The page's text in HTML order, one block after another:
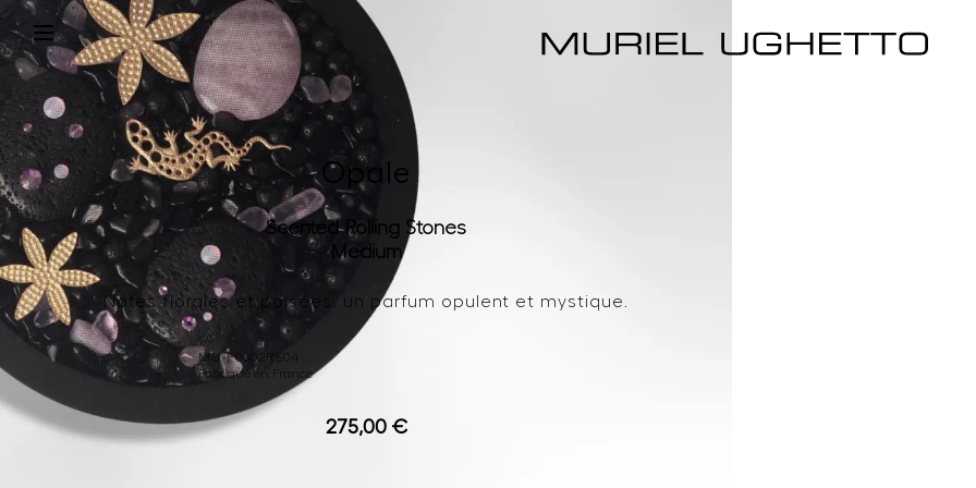
Opale
Scented Rolling Stones
Medium
Notes florales et boisées, un parfum opulent et mystique.
MU-P0002RS04
Fabriqué en France
275,00 €